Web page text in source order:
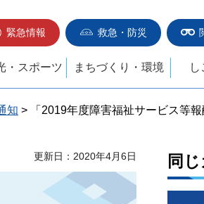
緊急情報
救急・防災
・スポーツ まちづくり・環境
知 > 「2019年度障害福祉サービス等
更新日：2020年4月6日 同